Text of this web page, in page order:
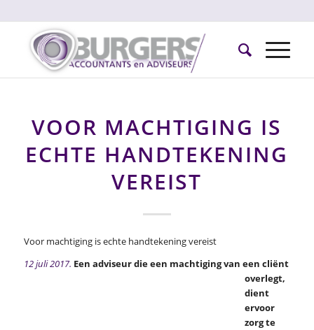
VOOR MACHTIGING IS
ECHTE HANDTEKENING
VEREIST
Voor machtiging is echte handtekening vereist
12 juli 2017. Een adviseur die een machtiging van een cliënt
overlegt,
dient
ervoor
zorg te